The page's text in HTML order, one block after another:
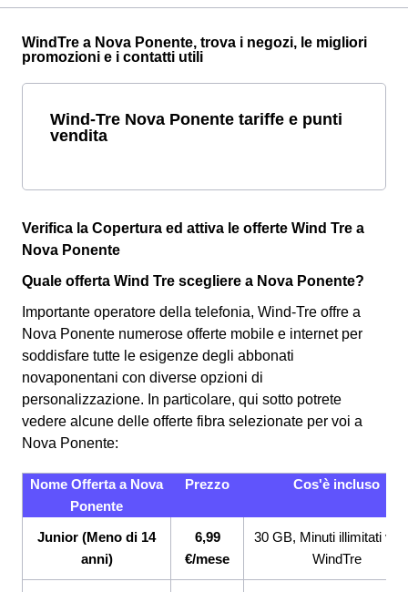
WindTre a Nova Ponente, trova i negozi, le migliori
promozioni e i contatti utili
Wind-Tre Nova Ponente tariffe e punti
vendita
Verifica la Copertura ed attiva le offerte Wind Tre a
Nova Ponente
Quale offerta Wind Tre scegliere a Nova Ponente?
Importante operatore della telefonia, Wind-Tre offre a
Nova Ponente numerose offerte mobile e internet per
soddisfare tutte le esigenze degli abbonati
novaponentani con diverse opzioni di
personalizzazione. In particolare, qui sotto potrete
vedere alcune delle offerte fibra selezionate per voi a
Nova Ponente:
Nome Offerta a Nova
Ponente
Prezzo Cos'è incluso
Junior (Meno di 14
anni)
6,99
€/mese
30 GB, Minuti illimitati
WindTre